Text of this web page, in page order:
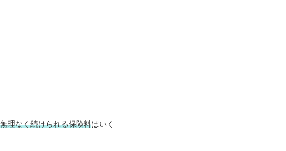
無理なく続けられる保険料はいく